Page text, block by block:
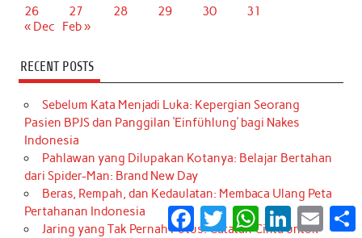
26
27 28 29 30
31
« Dec
Feb »
RECENT POSTS
Sebelum Kata Menjadi Luka: Kepergian Seorang
Pasien BPJS dan Panggilan ‘Einfühlung’ bagi Nakes
Indonesia
Pahlawan yang Dilupakan Kotanya: Belajar Bertahan
dari Spider-Man: Brand New Day
Beras, Rempah, dan Kedaulatan: Membaca Ulang Peta
Pertahanan Indonesia
Jaring yang Tak Pernah Putus: Catatan Cinta untuk
Facebook
Twitter WhatsApp
LinkedInEmail